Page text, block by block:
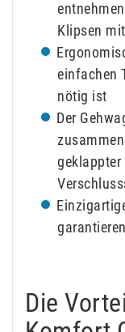
Klipsen
einfachen
nötig ist
Der
Die